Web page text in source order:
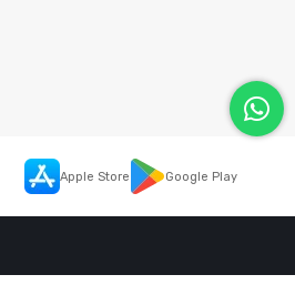
Apple Store Google Play